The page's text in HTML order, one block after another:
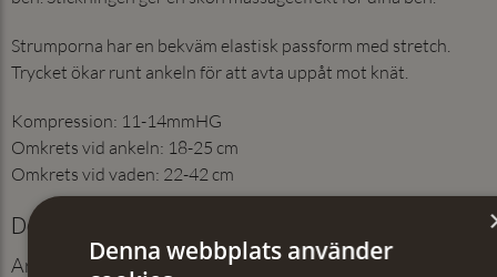
Strumporna har en bekväm elastisk passform med stretch.
Trycket ökar runt ankeln för att avta uppåt mot knät.
Kompression: 11-14mmHG
Omkrets vid ankeln: 18-25 cm
Omkrets vid vaden: 22-42 cm
Detaljer
Artikelnummer:
200029940
Denna webbplats använder